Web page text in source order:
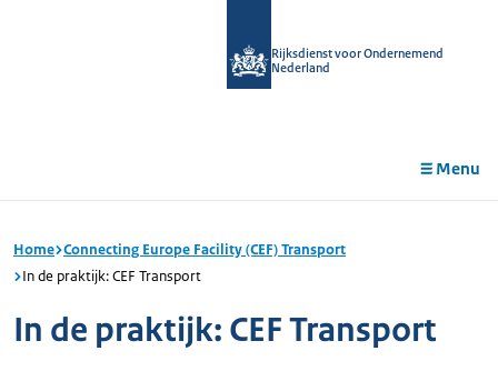
Rijksdienst voor Ondernemend
Nederland
Menu
Home Connecting Europe Facility (CEF) Transport
In de praktijk: CEF Transport
In de praktijk: CEF Transport